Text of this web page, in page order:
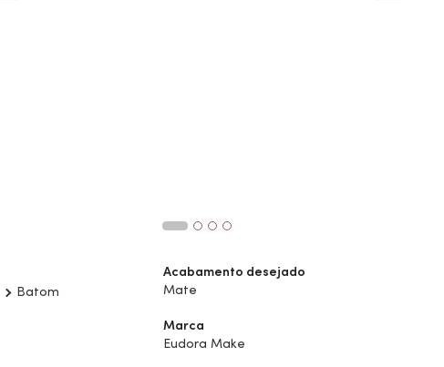
Batom
Acabamento desejado
Mate
Marca
Eudora Make